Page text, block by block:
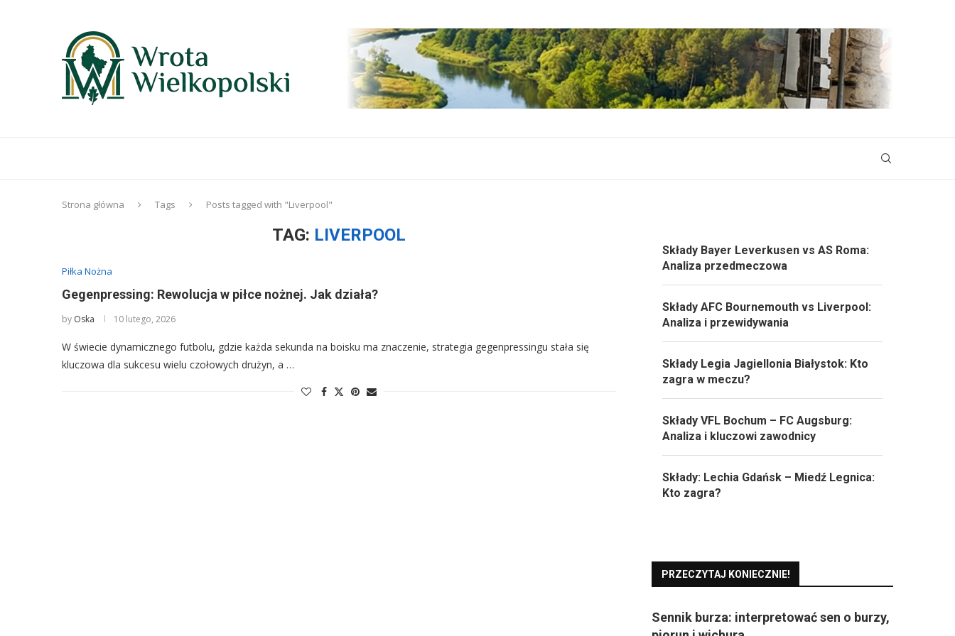
Strona główna Tags Posts tagged with "Liverpool"
TAG: LIVERPOOL
Piłka Nożna
Gegenpressing: Rewolucja w piłce nożnej. Jak działa?
by Oska 10 lutego, 2026
W świecie dynamicznego futbolu, gdzie każda sekunda na boisku ma znaczenie, strategia gegenpressingu stała się
kluczowa dla sukcesu wielu czołowych drużyn, a …
Składy Bayer Leverkusen vs AS Roma:
Analiza przedmeczowa
Składy AFC Bournemouth vs Liverpool:
Analiza i przewidywania
Składy Legia Jagiellonia Białystok: Kto
zagra w meczu?
Składy VFL Bochum – FC Augsburg:
Analiza i kluczowi zawodnicy
Składy: Lechia Gdańsk – Miedź Legnica:
Kto zagra?
PRZECZYTAJ KONIECZNIE!
Sennik burza: interpretować sen o burzy,